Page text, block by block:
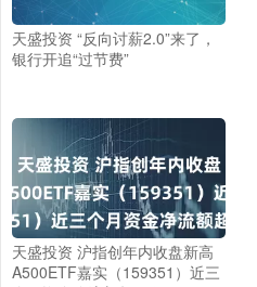
天盛投资 “反向讨薪2.0”来了，
银行开追“过节费”
天盛投资 沪指创年内收盘新高
A500ETF嘉实（159351）近三